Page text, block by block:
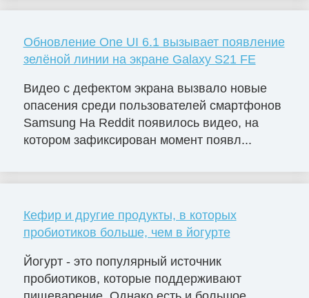
Обновление One UI 6.1 вызывает появление
зелёной линии на экране Galaxy S21 FE
Видео с дефектом экрана вызвало новые
опасения среди пользователей смартфонов
Samsung На Reddit появилось видео, на
котором зафиксирован момент появл...
Кефир и другие продукты, в которых
пробиотиков больше, чем в йогурте
Йогурт - это популярный источник
пробиотиков, которые поддерживают